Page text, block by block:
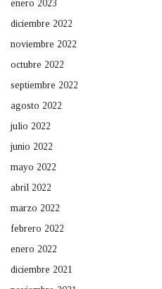
enero 2023
diciembre 2022
noviembre 2022
octubre 2022
septiembre 2022
agosto 2022
julio 2022
junio 2022
mayo 2022
abril 2022
marzo 2022
febrero 2022
enero 2022
diciembre 2021